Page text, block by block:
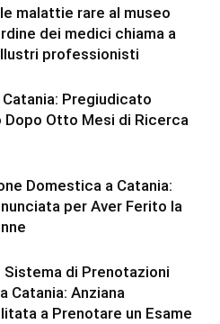
malattie rare al museo
dei medici chiama a
professionisti
Pregiudicato
Dopo Otto Mesi di Ricerca
Domestica a Catania:
per Aver Ferito la
Sistema di Prenotazioni
Catania: Anziana
a Prenotare un Esame